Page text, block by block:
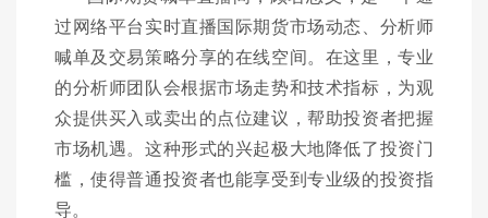
过网络平台实时直播国际期货市场动态、分析师
喊单及交易策略分享的在线空间。在这里，专业
的分析师团队会根据市场走势和技术指标，为观
众提供买入或卖出的点位建议，帮助投资者把握
市场机遇。这种形式的兴起极大地降低了投资门
槛，使得普通投资者也能享受到专业级的投资指
导。